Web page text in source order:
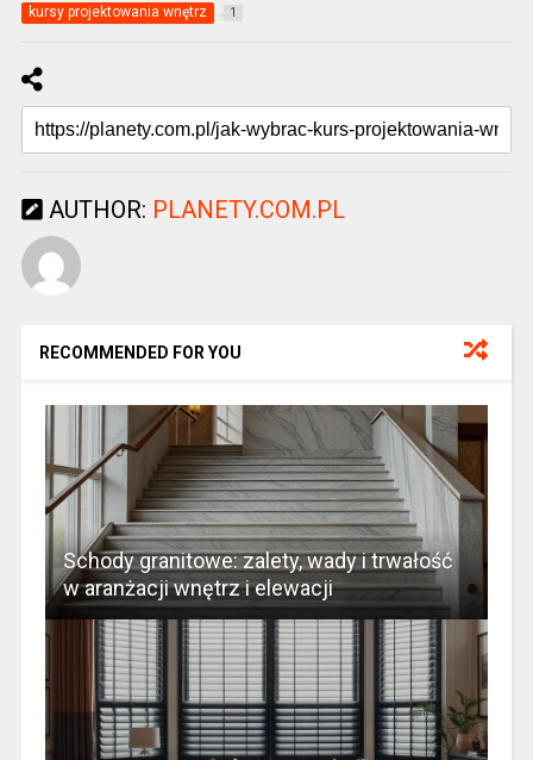
kursy projektowania wnętrz 1
AUTHOR: PLANETY.COM.PL
RECOMMENDED FOR YOU
Schody granitowe: zalety, wady i trwałość
w aranżacji wnętrz i elewacji